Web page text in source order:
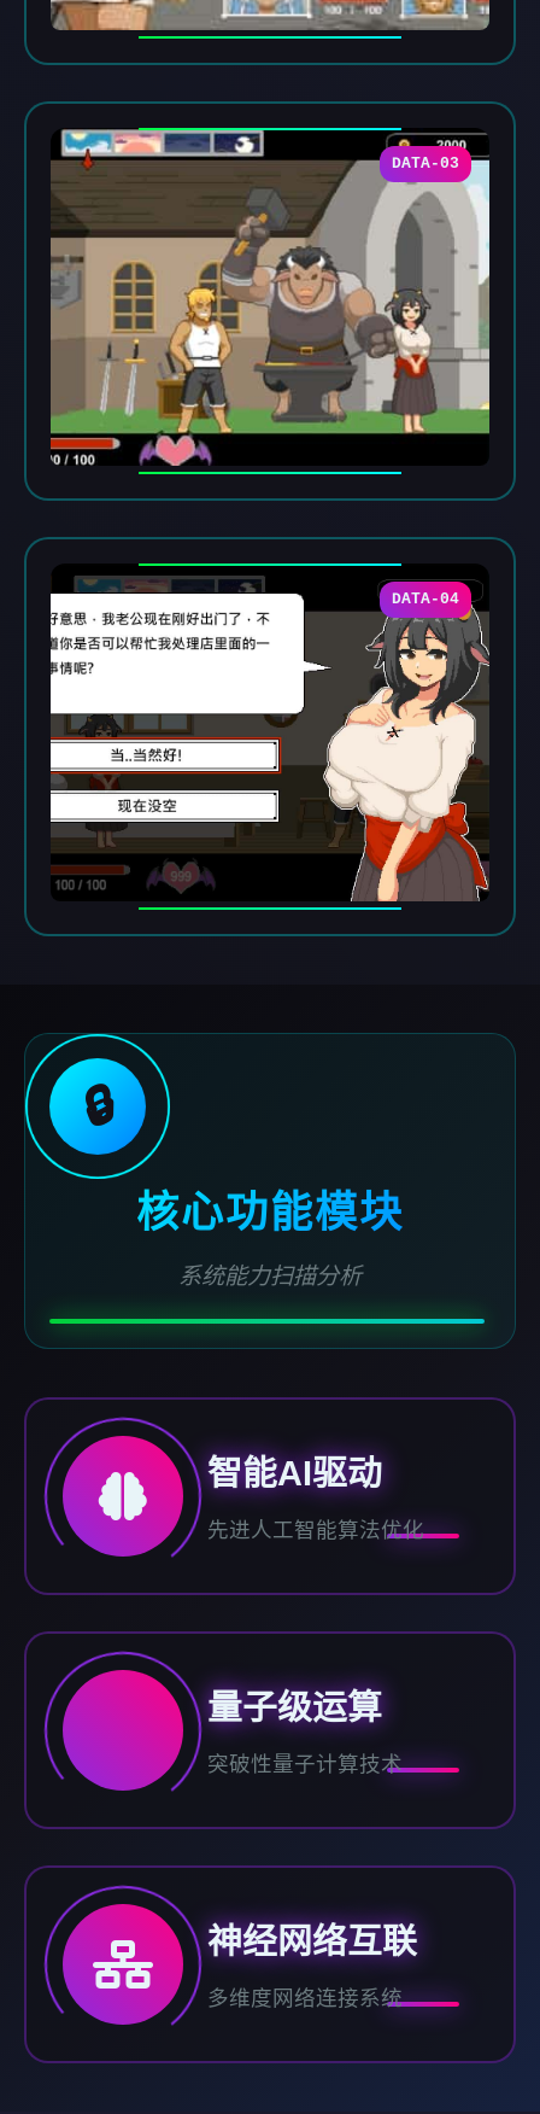
DATA-03
DATA-04
🔒
核心功能模块
系统能力扫描分析
智能AI驱动
先进人工智能算法优化
量子级运算
突破性量子计算技术
神经网络互联
多维度网络连接系统